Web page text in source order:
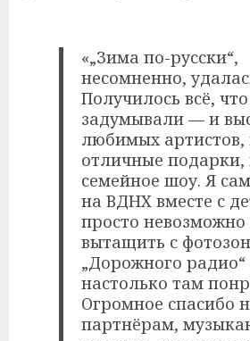
«„Зима по-русски“,
несомненно,
Получилось всё,
задумывали — и
любимых артистов,
отличные подарки,
семейное шоу. Я
на ВДНХ вместе с
просто
вытащить с
„Дорожного
настолько там
Огромное спасибо
партнёрам,